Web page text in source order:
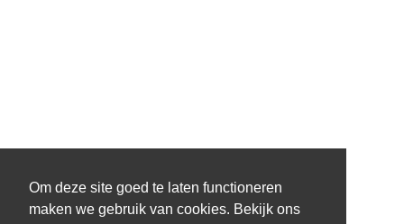
Om deze site goed te laten functioneren
maken we gebruik van cookies. Bekijk ons